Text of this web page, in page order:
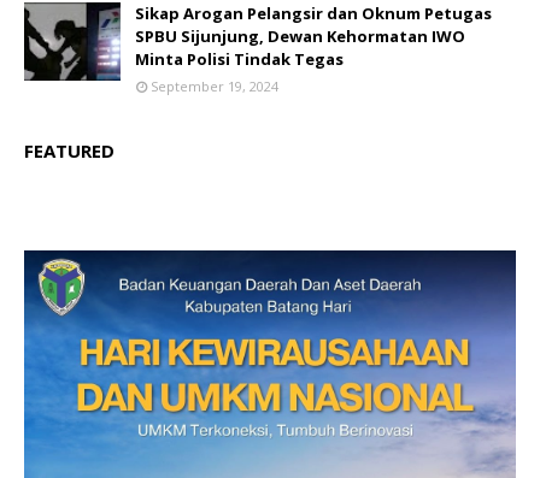
Sikap Arogan Pelangsir dan Oknum Petugas
SPBU Sijunjung, Dewan Kehormatan IWO
Minta Polisi Tindak Tegas
September 19, 2024
FEATURED